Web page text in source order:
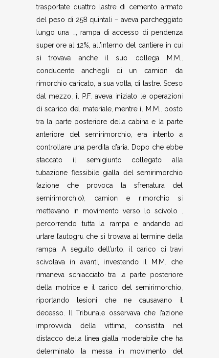
trasportate quattro lastre di cemento armato
del peso di 258 quintali – aveva parcheggiato
lungo una …, rampa di accesso di pendenza
superiore al 12%, all’interno del cantiere in cui
si trovava anche il suo collega M.M.,
conducente anch’egli di un camion da
rimorchio caricato, a sua volta, di lastre. Sceso
dal mezzo, il P.F. aveva iniziato le operazioni
di scarico del materiale, mentre il M.M., posto
tra la parte posteriore della cabina e la parte
anteriore del semirimorchio, era intento a
controllare una perdita d’aria. Dopo che ebbe
staccato il semigiunto collegato alla
tubazione flessibile gialla del semirimorchio
(azione che provoca la sfrenatura del
semirimorchio), camion e rimorchio si
mettevano in movimento verso lo scivolo ,
percorrendo tutta la rampa e andando ad
urtare l’autogru che si trovava al termine della
rampa. A seguito dell’urto, il carico di travi
scivolava in avanti, investendo il M.M. che
rimaneva schiacciato tra la parte posteriore
della motrice e il carico del semirimorchio,
riportando lesioni che ne causavano il
decesso. Il Tribunale osservava che l’azione
improvvida della vittima, consistita nel
distacco della linea gialla moderabile che ha
determinato la messa in movimento del